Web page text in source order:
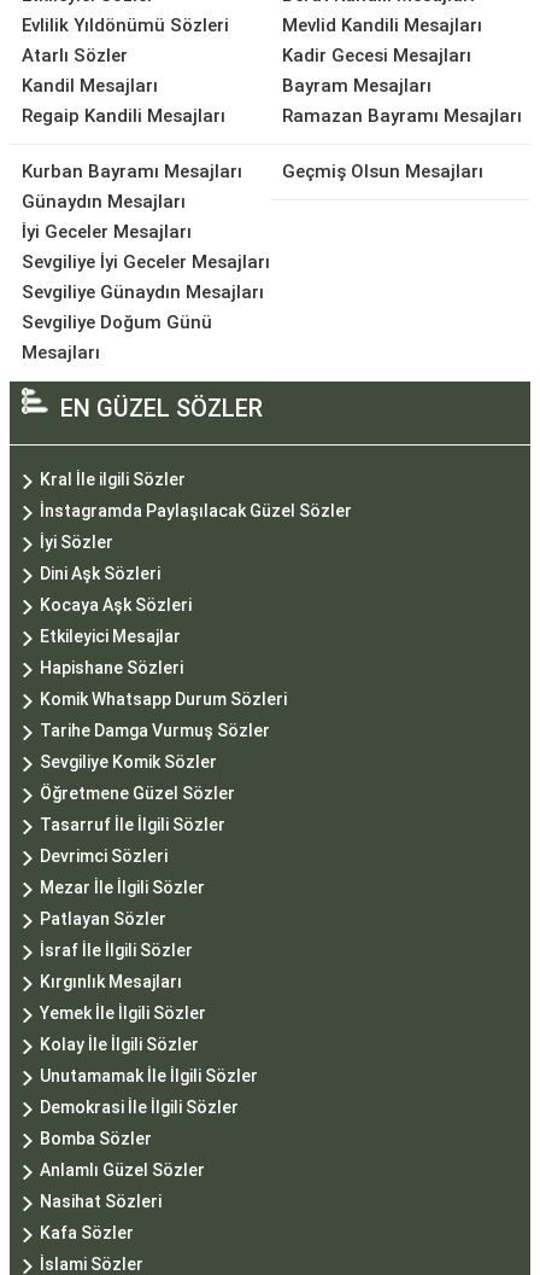
Evlilik Yıldönümü Sözleri
Atarlı Sözler
Kandil Mesajları
Regaip Kandili Mesajları
Mevlid Kandili Mesajları
Kadir Gecesi Mesajları
Bayram Mesajları
Ramazan Bayramı Mesajları
Kurban Bayramı Mesajları
Günaydın Mesajları
İyi Geceler Mesajları
Sevgiliye İyi Geceler Mesajları
Sevgiliye Günaydın Mesajları
Sevgiliye Doğum Günü
Mesajları
Geçmiş Olsun Mesajları
EN GÜZEL SÖZLER
Kral İle ilgili Sözler
İnstagramda Paylaşılacak Güzel Sözler
İyi Sözler
Dini Aşk Sözleri
Kocaya Aşk Sözleri
Etkileyici Mesajlar
Hapishane Sözleri
Komik Whatsapp Durum Sözleri
Tarihe Damga Vurmuş Sözler
Sevgiliye Komik Sözler
Öğretmene Güzel Sözler
Tasarruf İle İlgili Sözler
Devrimci Sözleri
Mezar İle İlgili Sözler
Patlayan Sözler
İsraf İle İlgili Sözler
Kırgınlık Mesajları
Yemek İle İlgili Sözler
Kolay İle İlgili Sözler
Unutamamak İle İlgili Sözler
Demokrasi İle İlgili Sözler
Bomba Sözler
Anlamlı Güzel Sözler
Nasihat Sözleri
Kafa Sözler
İslami Sözler